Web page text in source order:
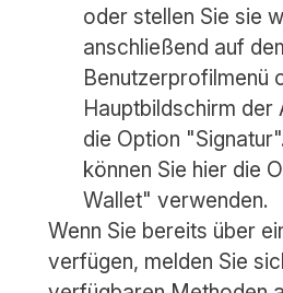
oder stellen Sie sie
anschließend auf
Benutzerprofilmenü
Hauptbildschirm der
die Option
können Sie hier die
Wallet" verwenden.
Wenn Sie bereits über
verfügen, melden Sie